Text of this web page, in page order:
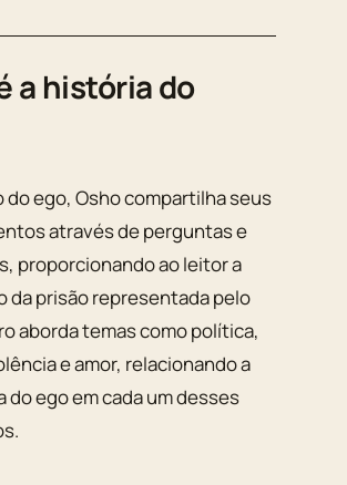
a história do
do ego, Osho compartilha seus
através de perguntas e
proporcionando ao leitor a
da prisão representada pelo
aborda temas como política,
e amor, relacionando a
do ego em cada um desses